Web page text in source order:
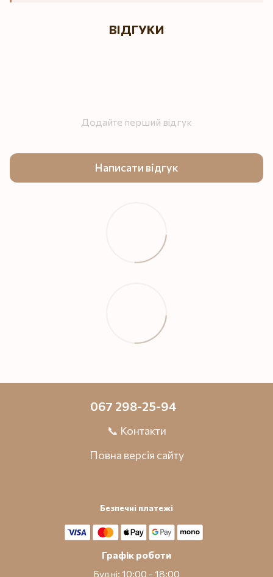
ВІДГУКИ
Додайте перший відгук
Написати відгук
067 298-25-94
📞 Контакти
Повна версія сайту
Безпечні платежі
Графік роботи
Будні: 10:00 - 18:00